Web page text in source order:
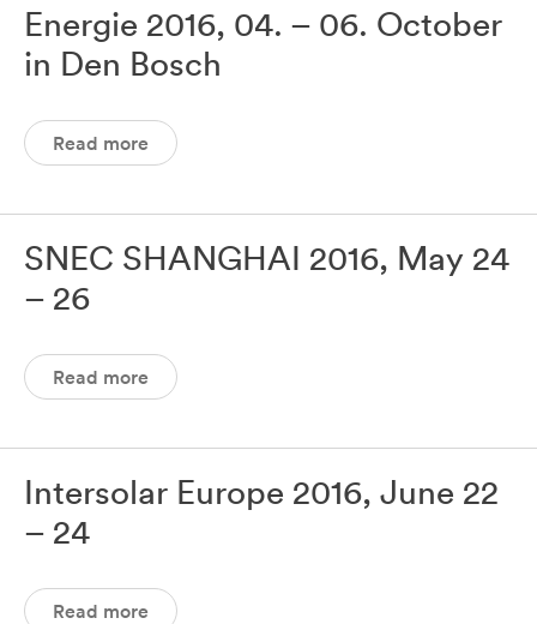
Energie 2016, 04. – 06. October
in Den Bosch
Read more
SNEC SHANGHAI 2016, May 24
– 26
Read more
Intersolar Europe 2016, June 22
– 24
Read more